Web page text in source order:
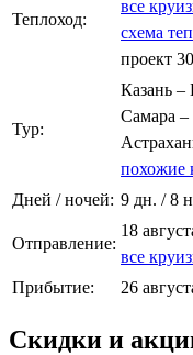
Теплоход:
все
схема
проект
Тур:
Казань –
Самара –
похожие
Дней / ночей: 9 дн. / 8
Отправление:
18
все
Прибытие:
26
Скидки и